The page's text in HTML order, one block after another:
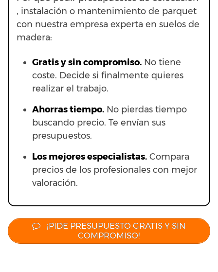
, instalación o mantenimiento de parquet
con nuestra empresa experta en suelos de
madera:
Gratis y sin compromiso. No tiene
coste. Decide si finalmente quieres
realizar el trabajo.
Ahorras tiempo. No pierdas tiempo
buscando precio. Te envían sus
presupuestos.
Los mejores especialistas. Compara
precios de los profesionales con mejor
valoración.
¡PIDE PRESUPUESTO GRATIS Y SIN
COMPROMISO!